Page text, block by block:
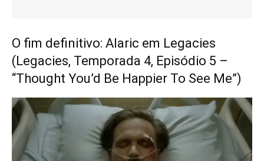
O fim definitivo: Alaric em Legacies
(Legacies, Temporada 4, Episódio 5 –
“Thought You’d Be Happier To See Me”)